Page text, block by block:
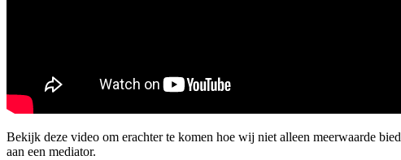
Bekijk deze video om erachter te komen hoe wij niet alleen meerwaarde
aan een mediator.